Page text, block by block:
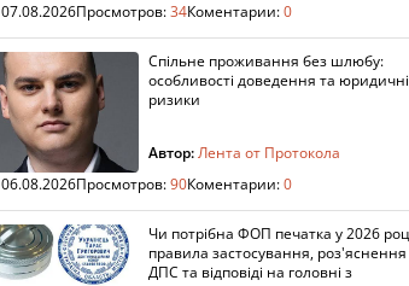
07.08.2026Просмотров:34Коментарии:0
Спільне проживання без шлюбу:
особливості доведення та юридичні
ризики
Автор:Лента от Протокола
06.08.2026Просмотров:90Коментарии:0
Чи потрібна ФОП печатка у 2026
правила застосування, роз'яснення
ДПС та відповіді на головні з